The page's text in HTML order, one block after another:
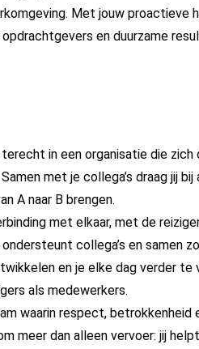
Met jouw proactieve
en duurzame
in een organisatie die
met je collega’s draag jij
A naar B brengen.
met elkaar, met de
collega’s en samen
en je elke dag verder te
als medewerkers.
waarin respect, betrokkenheid
meer dan alleen vervoer: jij